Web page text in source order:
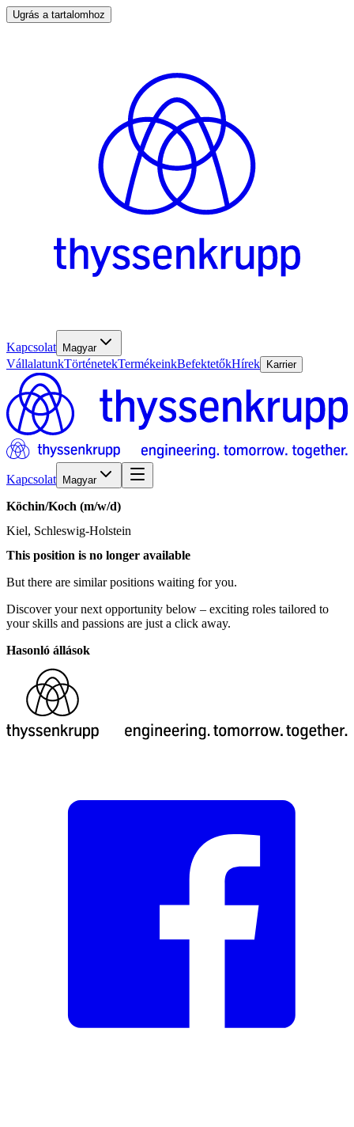
Ugrás a tartalomhoz
Kapcsolat Magyar
VállalatunkTörténetekTermékeinkBefektetőkHírek Karrier
Kapcsolat Magyar
Köchin/​Koch (m/w/d)
Kiel, Schleswig-Holstein
This position is no longer available
But there are similar positions waiting for you.
Discover your next opportunity below – exciting roles tailored to
your skills and passions are just a click away.
Hasonló állások